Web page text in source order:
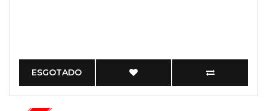
ESGOTADO